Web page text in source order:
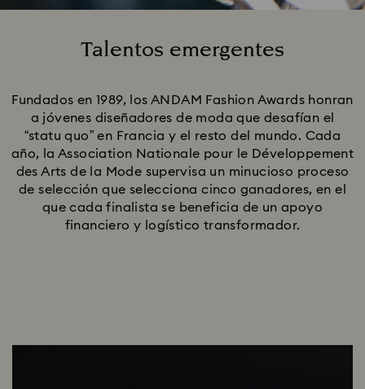
Talentos emergentes
Fundados en 1989, los ANDAM Fashion Awards honran
a jóvenes diseñadores de moda que desafían el
“statu quo” en Francia y el resto del mundo. Cada
año, la Association Nationale pour le Développement
des Arts de la Mode supervisa un minucioso proceso
de selección que selecciona cinco ganadores, en el
que cada finalista se beneficia de un apoyo
financiero y logístico transformador.